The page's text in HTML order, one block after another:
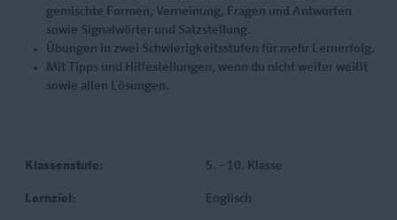
gemischte Formen, Verneinung, Fragen und Antworten
sowie Signalwörter und Satzstellung.
Übungen in zwei Schwierigkeitsstufen für mehr Lernerfolg.
Mit Tipps und Hilfestellungen, wenn du nicht weiter weißt
sowie allen Lösungen.
Klassenstufe: 5. - 10. Klasse
Lernziel: Englisch